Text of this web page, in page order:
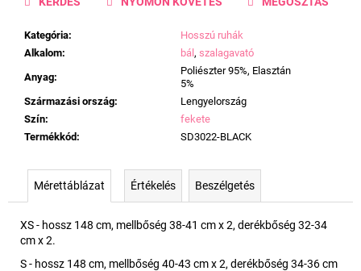
Kategória:
Hosszú ruhák
Alkalom: bál, szalagavató
Anyag:
Poliészter 95%, Elasztán
5%
Származási ország:
Lengyelország
Szín:
fekete
Termékkód: SD3022-BLACK
Mérettáblázat Értékelés Beszélgetés
XS - hossz 148 cm, mellbőség 38-41 cm x 2, derékbőség 32-34
cm x 2.
S - hossz 148 cm, mellbőség 40-43 cm x 2, derékbőség 34-36 cm